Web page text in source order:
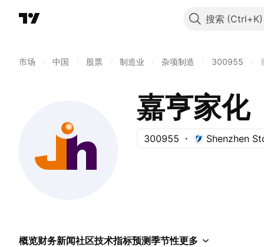
搜索
市场 中国 股票 制造业 杂项制造 300955
嘉亨家化
300955 Shenzhen
概览财务新闻社区技术指标预测季节性更多